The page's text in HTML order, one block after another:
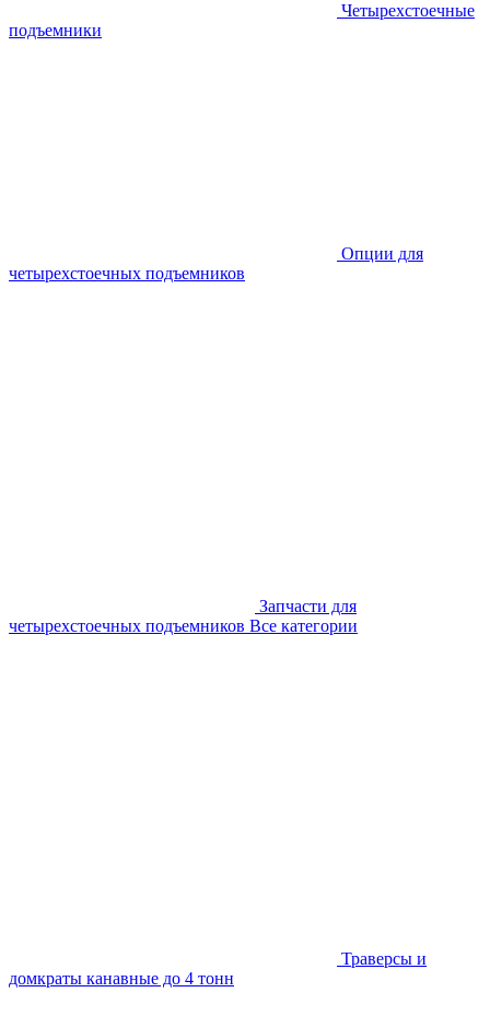
Четырехстоечные
подъемники
Опции для
четырехстоечных подъемников
Запчасти для
четырехстоечных подъемников Все категории
Траверсы и
домкраты канавные до 4 тонн